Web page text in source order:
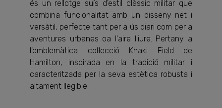
és un rellotge suís d'estil clàssic militar que
combina funcionalitat amb un disseny net i
versàtil, perfecte tant per a ús diari com per a
aventures urbanes oa l'aire lliure. Pertany a
l'emblemàtica col·lecció Khaki Field de
Hamilton, inspirada en la tradició militar i
caracteritzada per la seva estètica robusta i
altament llegible.